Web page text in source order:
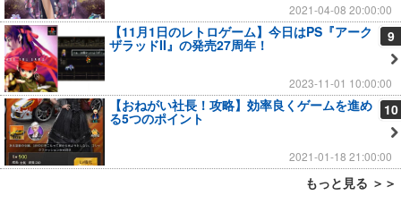
2021-04-08 20:00:00
9
【11月1日のレトロゲーム】今日はPS『アーク
ザラッドII』の発売27周年！
2023-11-01 10:00:00
10
【おねがい社長！攻略】効率良くゲームを進め
る5つのポイント
2021-01-18 21:00:00
もっと見る ＞＞